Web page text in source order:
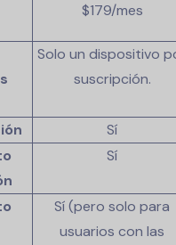
$179/mes
Solo un dispositivo
suscripción.
Sí
Sí
Sí (pero solo para
usuarios con las